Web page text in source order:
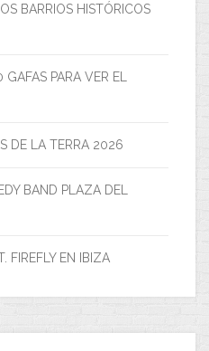
BARRIOS HISTÓRICOS
PARA VER EL
DE LA TERRA 2026
BAND PLAZA DEL
FIREFLY EN IBIZA